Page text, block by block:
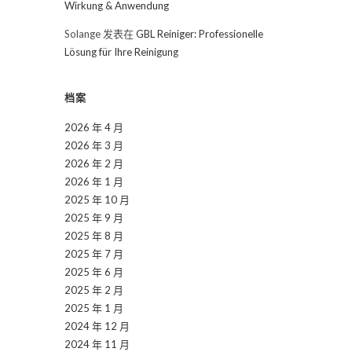
Wirkung & Anwendung
Solange 发表在GBL Reiniger: Professionelle
Lösung für Ihre Reinigung
档案
2026 年 4 月
2026 年 3 月
2026 年 2 月
2026 年 1 月
2025 年 10 月
2025 年 9 月
2025 年 8 月
2025 年 7 月
2025 年 6 月
2025 年 2 月
2025 年 1 月
2024 年 12 月
2024 年 11 月